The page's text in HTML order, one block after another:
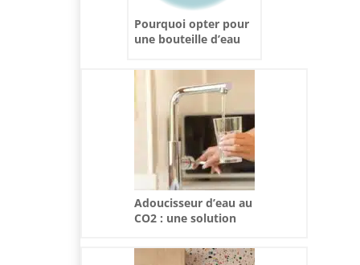
Pourquoi opter pour
une bouteille d’eau
personnalisée ?
Adoucisseur d’eau au
CO2 : une solution